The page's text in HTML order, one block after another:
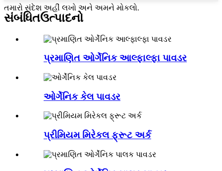
તમારો સંદેશ અહીં લખો અને અમને મોકલો.
સંબંધિતઉત્પાદનો
પ્રમાણિત ઓર્ગેનિક આલ્ફાલ્ફા પાવડર
ઓર્ગેનિક કેલ પાવડર
પ્રીમિયમ મિરેકલ ફ્રૂટ અર્ક